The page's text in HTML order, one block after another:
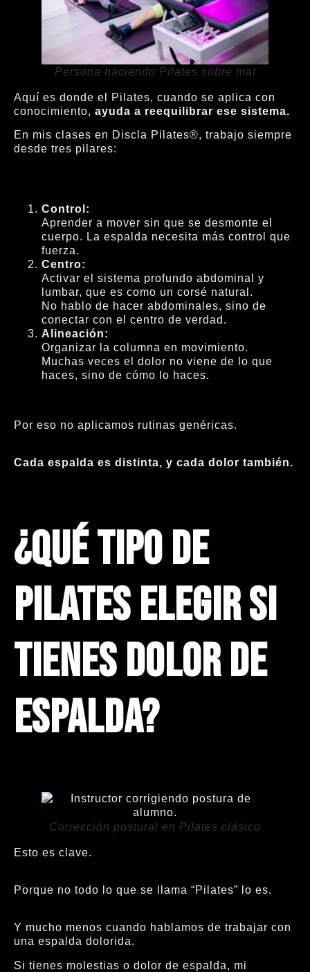
Persona haciendo Pilates sobre mat
Aquí es donde el Pilates, cuando se aplica con
conocimiento, ayuda a reequilibrar ese sistema.
En mis clases en Discla Pilates®, trabajo siempre
desde tres pilares:
Control:
Aprender a mover sin que se desmonte el
cuerpo. La espalda necesita más control que
fuerza.
Centro:
Activar el sistema profundo abdominal y
lumbar, que es como un corsé natural.
No hablo de hacer abdominales, sino de
conectar con el centro de verdad.
Alineación:
Organizar la columna en movimiento.
Muchas veces el dolor no viene de lo que
haces, sino de cómo lo haces.
Por eso no aplicamos rutinas genéricas.
Cada espalda es distinta, y cada dolor también.
¿Qué tipo de
Pilates elegir si
tienes dolor de
espalda?
Corrección postural en Pilates clásico
Esto es clave.
Porque no todo lo que se llama “Pilates” lo es.
Y mucho menos cuando hablamos de trabajar con
una espalda dolorida.
Si tienes molestias o dolor de espalda, mi